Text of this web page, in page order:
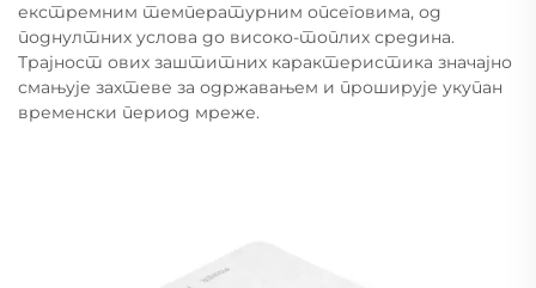
екстремним температурним опсеговима, од
поднултних услова до високо-топлих средина.
Трајност ових заштитних карактеристика значајно
смањује захтеве за одржавањем и проширује укупан
временски период мреже.